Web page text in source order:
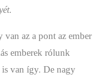
az a pont az ember
emberek rólunk
is van így. De nagy